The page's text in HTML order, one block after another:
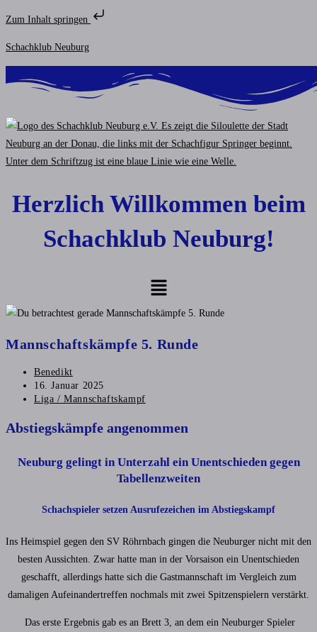
Zum Inhalt springen
Zum
Inhalt
springen
Schachklub Neuburg
Herzlich Willkommen beim
Schachklub Neuburg!
Menü
Mannschaftskämpfe 5. Runde
Beitrags-
Autor:
Benedikt
Beitrag
veröffentlicht:
16. Januar 2025
Beitrags-
Liga / Mannschaftskampf
Abstiegskämpfe angenommen
Neuburg gelingt in Unterzahl ein Unentschieden gegen
Tabellenzweiten
Schachspieler setzen Ausrufezeichen im Abstiegskampf
Ins Heimspiel gegen den SV Röhrnbach gingen die Neuburger nicht mit den
besten Aussichten. Zwar hatte man in der Vorsaison ein Unentschieden
geschafft, allerdings hatte sich die Gastmannschaft im Vergleich zum
damaligen Aufeinandertreffen nochmals mit zwei Spitzenspielern verstärkt.
Das erste Ergebnis gab es an Brett 3, an dem ein Neuburger Spieler